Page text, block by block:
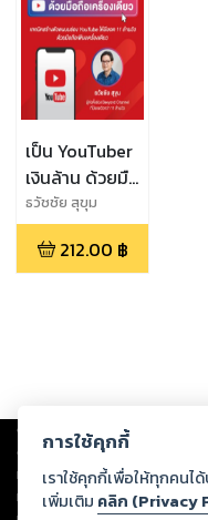
เป็น YouTuber
เงินล้าน ด้วยมือ
ถือเครื่องเดียว
ธวัชชัย สุขุม
212.00 ฿
Copyright © 2026
ต่อผลงานหรือเนื้อหาใดที่อัปโหล
ทรัพย์สินทางปัญญาของบุคคลอื่
ทุกท่านโปรดใช้วิจารณญาณในก
การใช้คุกกี้
เราใช้คุกกี้เพื่อให้ทุกคน
เพิ่มเติม คลิก (Privacy